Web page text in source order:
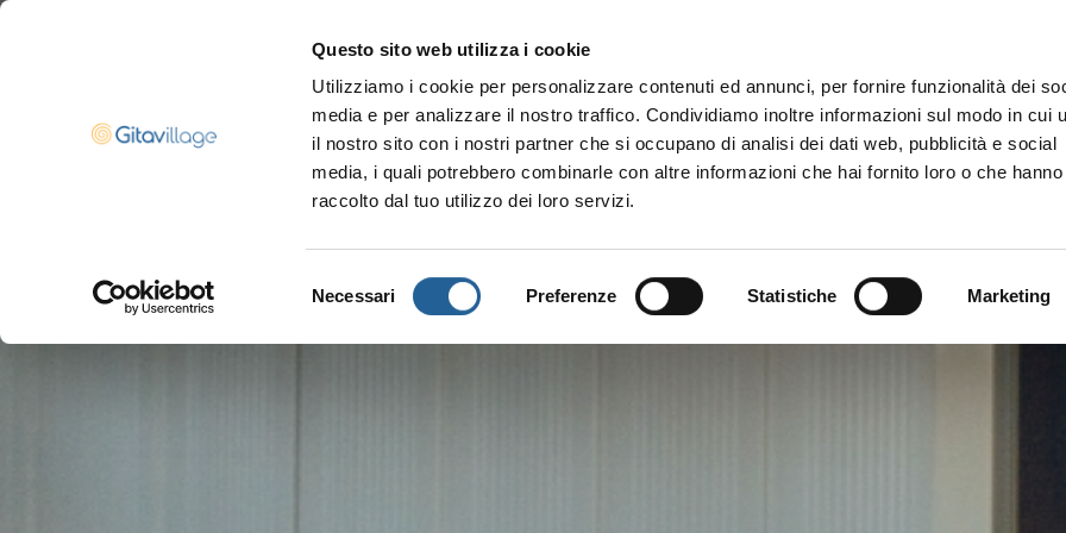
Questo sito web utilizza i cookie
Utilizziamo i cookie per personalizzare contenuti ed annunci, per fornire funzionalità dei
media e per analizzare il nostro traffico. Condividiamo inoltre informazioni sul modo in cui
il nostro sito con i nostri partner che si occupano di analisi dei dati web, pubblicità e social
media, i quali potrebbero combinarle con altre informazioni che hai fornito loro o che hanno
raccolto dal tuo utilizzo dei loro servizi.
del
Necessari Preferenze Statistiche Marketing
Navigazione servizi